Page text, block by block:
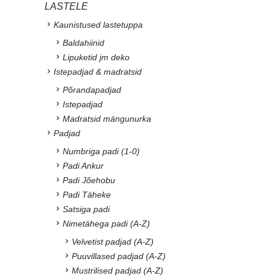
LASTELE
Kaunistused lastetuppa
Baldahiinid
Lipuketid jm deko
Istepadjad & madratsid
Põrandapadjad
Istepadjad
Madratsid mängunurka
Padjad
Numbriga padi (1-0)
Padi Ankur
Padi Jõehobu
Padi Täheke
Satsiga padi
Nimetähega padi (A-Z)
Velvetist padjad (A-Z)
Puuvillased padjad (A-Z)
Mustrilised padjad (A-Z)